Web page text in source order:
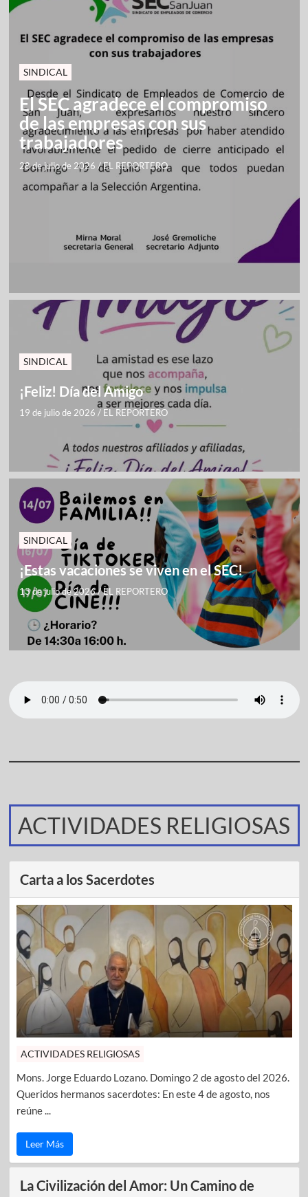
SINDICAL
El SEC agradece el compromiso
de las empresas con sus
trabajadores
28 de julio de 2026 /EL REPORTERO
SINDICAL
¡Feliz! Día del Amigo
19 de julio de 2026 / EL REPORTERO
SINDICAL
¡Estas vacaciones se viven en el SEC!
13 de julio de 2026/EL REPORTERO
ACTIVIDADES RELIGIOSAS
Carta a los Sacerdotes
ACTIVIDADES RELIGIOSAS
Mons. Jorge Eduardo Lozano. Domingo 2 de agosto del 2026.
Queridos hermanos sacerdotes: En este 4 de agosto, nos
reúne ...
Leer Más
La Civilización del Amor: Un Camino de